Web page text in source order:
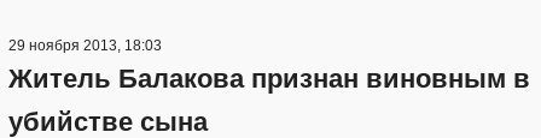
29 ноября 2013, 18:03
Житель Балакова признан виновным в
убийстве сына